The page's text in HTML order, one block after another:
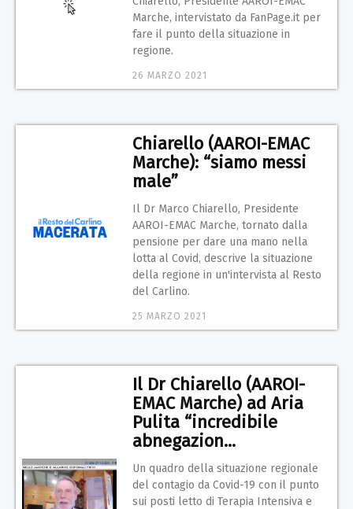
Marche, intervistato da FanPage.it per
fare il punto della situazione in
regione.
26 MARZO 2021
Chiarello (AAROI-EMAC
Marche): “siamo messi
male”
Il Dr Marco Chiarello, Presidente
AAROI-EMAC Marche, tornato dalla
pensione per dare una mano nella
lotta al Covid, descrive la situazione
della regione in un'intervista al Resto
del Carlino.
25 MARZO 2021
Il Dr Chiarello (AAROI-
EMAC Marche) ad Aria
Pulita “incredibile
abnegazion...
Un quadro della situazione regionale
del contagio da Covid-19 con il punto
sui posti letto di Terapia Intensiva e